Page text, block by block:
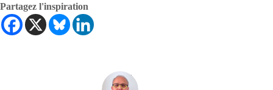
Partagez l'inspiration